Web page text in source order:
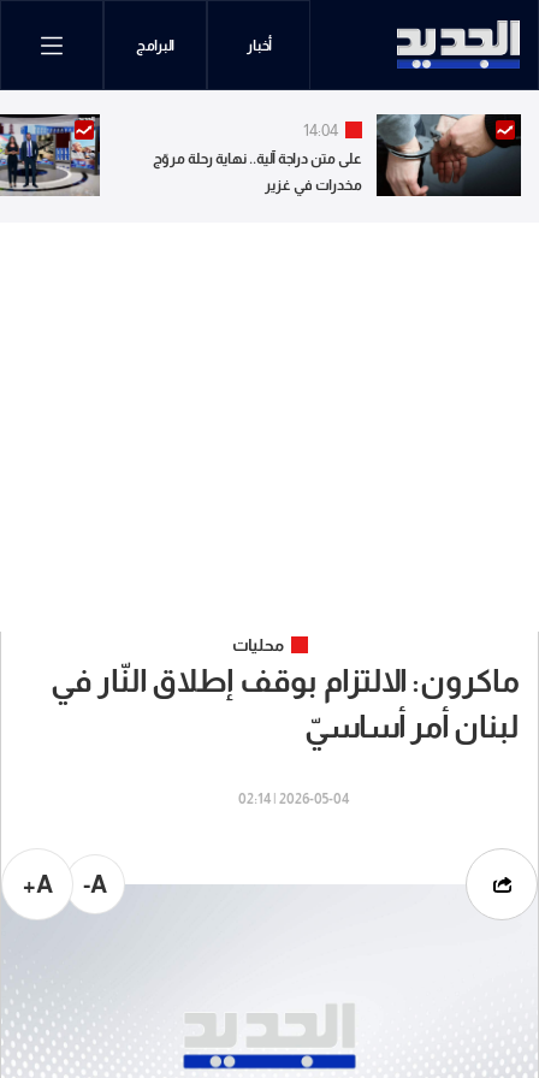
أخبار البرامج
14:04
على متن دراجة آلية.. نهاية رحلة مروّج
مخدرات في غزير
محليات
ماكرون: الالتزام بوقف إطلاق النّار في
لبنان أمر أساسيّ
2026-05-04 | 02:14
A-
A+